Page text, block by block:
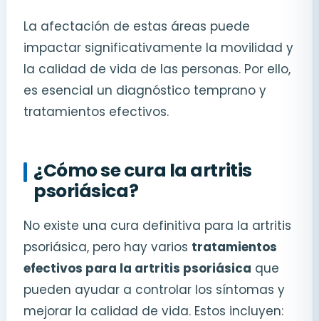
La afectación de estas áreas puede
impactar significativamente la movilidad y
la calidad de vida de las personas. Por ello,
es esencial un diagnóstico temprano y
tratamientos efectivos.
¿Cómo se cura la artritis
psoriásica?
No existe una cura definitiva para la artritis
psoriásica, pero hay varios tratamientos
efectivos para la artritis psoriásica que
pueden ayudar a controlar los síntomas y
mejorar la calidad de vida. Estos incluyen: